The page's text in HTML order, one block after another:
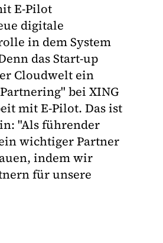
E-Pilot
digitale
in dem System
das Start-up
Cloudwelt ein
bei XING
mit E-Pilot. Das ist
"Als führender
wichtiger Partner
indem wir
für unsere